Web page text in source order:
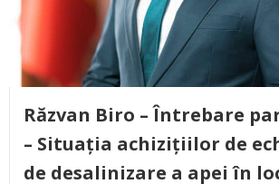
Răzvan Biro – Întrebare
– Situația achizițiilor de
de desalinizare a apei în